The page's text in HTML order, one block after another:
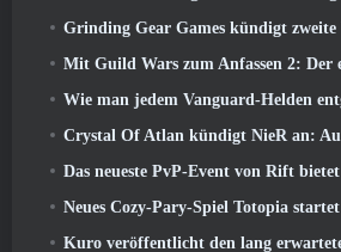
Grinding Gear Games kündigt zweite Welle des
Mit Guild Wars zum Anfassen 2: Der
Wie man jedem Vanguard-Helden
Crystal Of Atlan kündigt NieR an: Automata-
Das neueste PvP-Event von Rift bietet Spielern die Chance, bis zu zu
Neues Cozy-Pary-Spiel Totopia
Kuro veröffentlicht den lang erwarteten Trailer zu Wuthering Waves